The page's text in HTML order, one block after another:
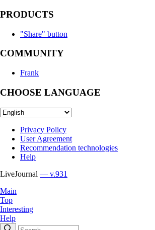
PRODUCTS
"Share" button
COMMUNITY
Frank
CHOOSE LANGUAGE
Privacy Policy
User Agreement
Recommendation technologies
Help
LiveJournal — v.931
Main
Top
Interesting
Help